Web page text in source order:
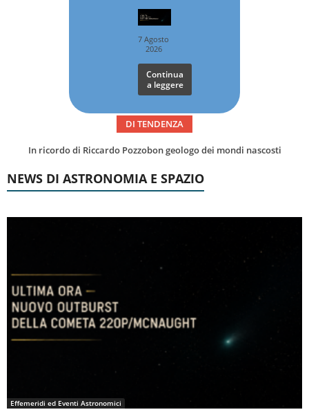
7 Agosto
2026
Continua
a leggere
DI TENDENZA
Una volta qualcuno li usava
NEWS DI ASTRONOMIA E SPAZIO
Effemeridi ed Eventi Astronomici